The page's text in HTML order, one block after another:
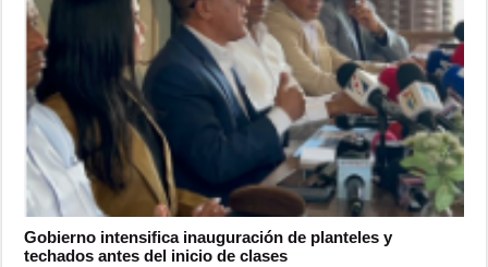
Gobierno intensifica inauguración de planteles y
techados antes del inicio de clases